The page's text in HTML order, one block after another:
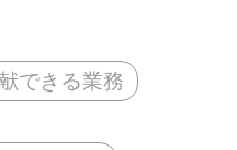
できる業務